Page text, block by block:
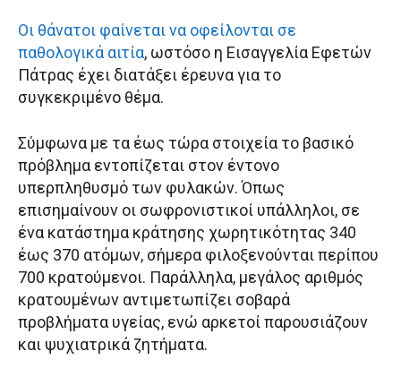
Οι θάνατοι φαίνεται να οφείλονται σε
παθολογικά αιτία, ωστόσο η Εισαγγελία Εφετών
Πάτρας έχει διατάξει έρευνα για το
συγκεκριμένο θέμα.
Σύμφωνα με τα έως τώρα στοιχεία το βασικό
πρόβλημα εντοπίζεται στον έντονο
υπερπληθυσμό των φυλακών. Όπως
επισημαίνουν οι σωφρονιστικοί υπάλληλοι, σε
ένα κατάστημα κράτησης χωρητικότητας 340
έως 370 ατόμων, σήμερα φιλοξενούνται περίπου
700 κρατούμενοι. Παράλληλα, μεγάλος αριθμός
κρατουμένων αντιμετωπίζει σοβαρά
προβλήματα υγείας, ενώ αρκετοί παρουσιάζουν
και ψυχιατρικά ζητήματα.